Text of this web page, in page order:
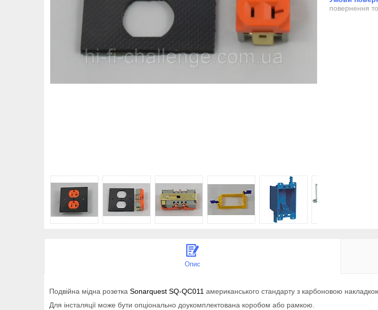
повернення
Опис
Подвійна мідна розетка Sonarquest SQ-QC011 американського стандарту з карбоновою
Для інсталяції може бути опціонально доукомплектована коробом або рамкою.